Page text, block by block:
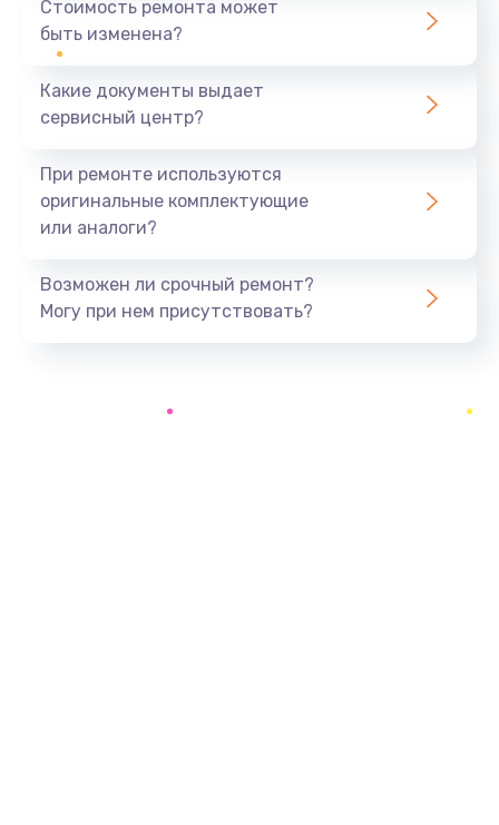
Ремонт южного моста
Замена батарейки BIOS
Заказать
Стоимость ремонта может
быть изменена?
Какие документы выдает
сервисный центр?
При ремонте используются
оригинальные комплектующие
или аналоги?
Возможен ли срочный ремонт?
Могу при нем присутствовать?